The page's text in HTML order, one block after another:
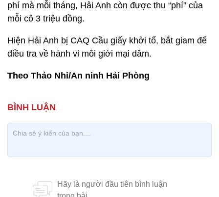
phí mà mỗi tháng, Hải Anh còn được thu “phí” của
mỗi cô 3 triệu đồng.
Hiện Hải Anh bị CAQ Cầu giấy khởi tố, bắt giam để
điều tra về hành vi môi giới mại dâm.
Theo Thảo Nhi/An ninh Hải Phòng